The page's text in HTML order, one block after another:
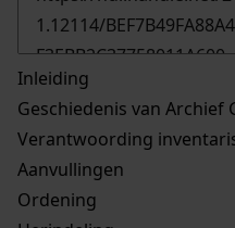
Inleiding
Geschiedenis van Archief
Verantwoording
Aanvullingen
Ordening